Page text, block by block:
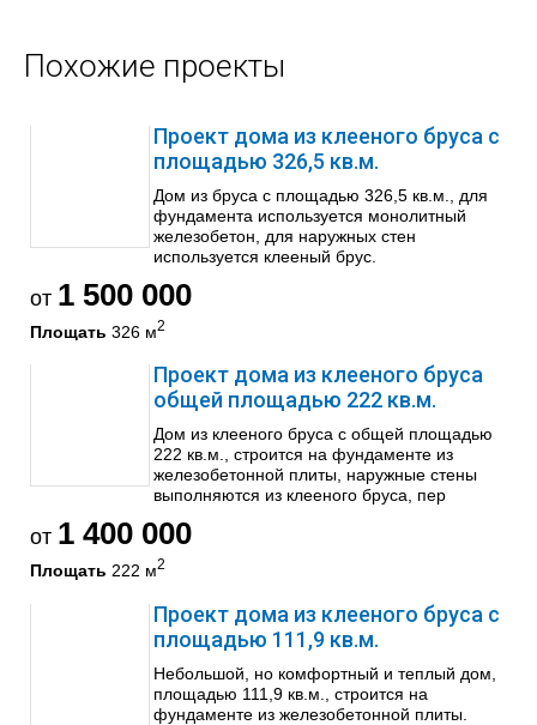
Похожие проекты
Проект дома из клееного бруса с
площадью 326,5 кв.м.
Дом из бруса с площадью 326,5 кв.м., для
фундамента используется монолитный
железобетон, для наружных стен
используется клееный брус.
от 1 500 000
Площать 326 м2
Проект дома из клееного бруса
общей площадью 222 кв.м.
Дом из клееного бруса с общей площадью
222 кв.м., строится на фундаменте из
железобетонной плиты, наружные стены
выполняются из клееного бруса, пер
от 1 400 000
Площать 222 м2
Проект дома из клееного бруса с
площадью 111,9 кв.м.
Небольшой, но комфортный и теплый дом,
площадью 111,9 кв.м., строится на
фундаменте из железобетонной плиты.